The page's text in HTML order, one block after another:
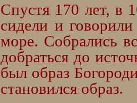
Спустя 170 лет, в
сидели и
море. Собрались
добраться до
был образ
становился образ.